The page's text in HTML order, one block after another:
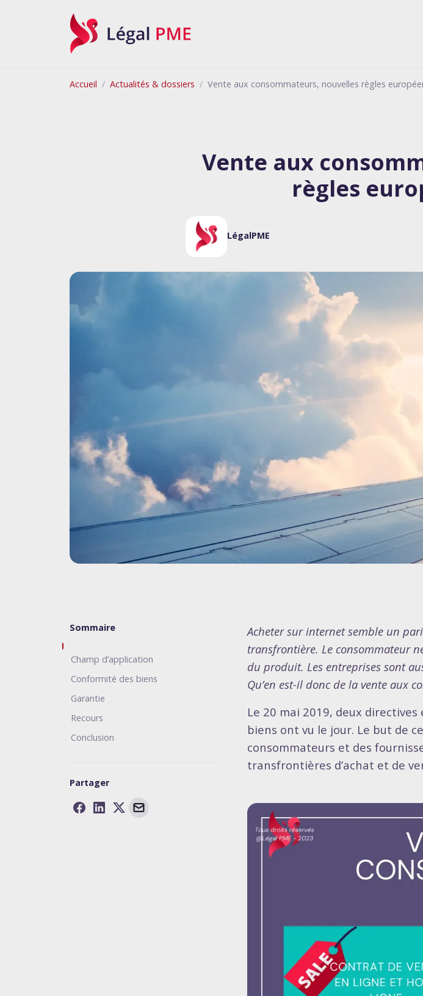
Accueil Actualités & dossiers Vente aux consommateurs, nouvelles règles
Vente aux
règles
LégalPME
Sommaire
Champ d’application
Conformité des biens
Garantie
Recours
Conclusion
Partager
Acheter sur internet semble un
transfrontière. Le consommateur
du produit. Les entreprises sont
Qu’en est-il donc de la vente aux
Le 20 mai 2019, deux
biens ont vu le jour. Le but de
consommateurs et des
transfrontières d’achat et de